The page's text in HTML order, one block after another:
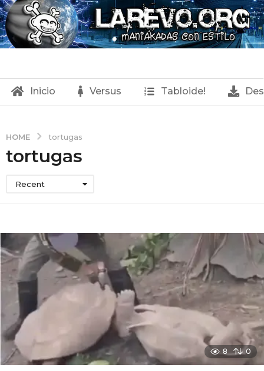
Inicio Versus Tabloide!
HOME tortugas
tortugas
Recent
8 0